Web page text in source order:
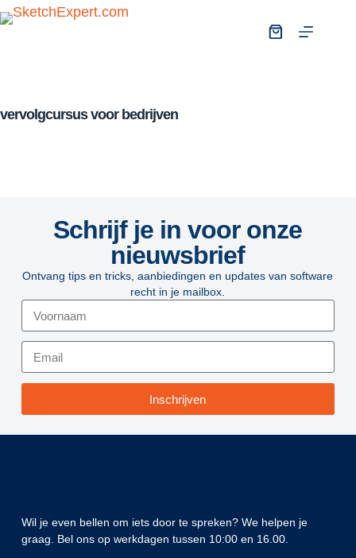
vervolgcursus voor bedrijven
Schrijf je in voor onze
nieuwsbrief
Ontvang tips en tricks, aanbiedingen en updates van software
recht in je mailbox.
Inschrijven
Wil je even bellen om iets door te spreken? We helpen je
graag. Bel ons op werkdagen tussen 10:00 en 16.00.